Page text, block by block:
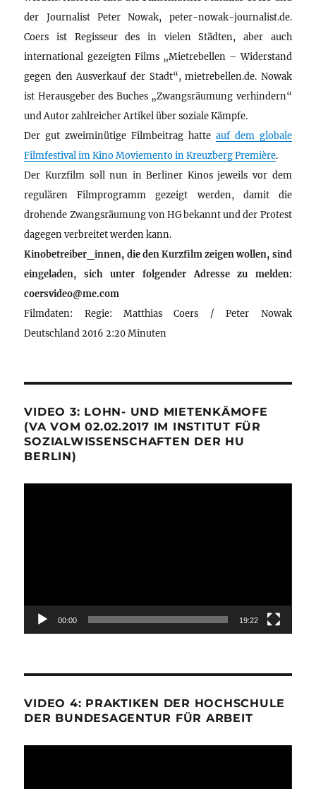
der Journalist Peter Nowak, peter-nowak-journalist.de.
Coers ist Regisseur des in vielen Städten, aber auch
international gezeigten Films „Mietrebellen – Widerstand
gegen den Ausverkauf der Stadt“, mietrebellen.de. Nowak
ist Herausgeber des Buches „Zwangsräumung verhindern“
und Autor zahlreicher Artikel über soziale Kämpfe.
Der gut zweiminütige Filmbeitrag hatte auf dem globale
Filmfestival im Kino Moviemento in Kreuzberg Première.
Der Kurzfilm soll nun in Berliner Kinos jeweils vor dem
regulären Filmprogramm gezeigt werden, damit die
drohende Zwangsräumung von HG bekannt und der Protest
dagegen verbreitet werden kann.
Kinobetreiber_innen, die den Kurzfilm zeigen wollen, sind
eingeladen, sich unter folgender Adresse zu melden:
coersvideo@me.com
Filmdaten: Regie: Matthias Coers / Peter Nowak
Deutschland 2016 2:20 Minuten
VIDEO 3: LOHN- UND MIETENKÄMOFE
(VA VOM 02.02.2017 IM INSTITUT FÜR
SOZIALWISSENSCHAFTEN DER HU
BERLIN)
00:00 19:22
VIDEO 4: PRAKTIKEN DER HOCHSCHULE
DER BUNDESAGENTUR FÜR ARBEIT